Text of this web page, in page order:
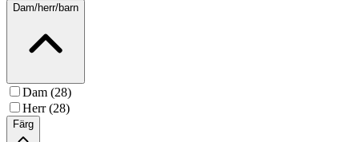
Dam/herr/barn
Dam (28)
Herr (28)
Färg